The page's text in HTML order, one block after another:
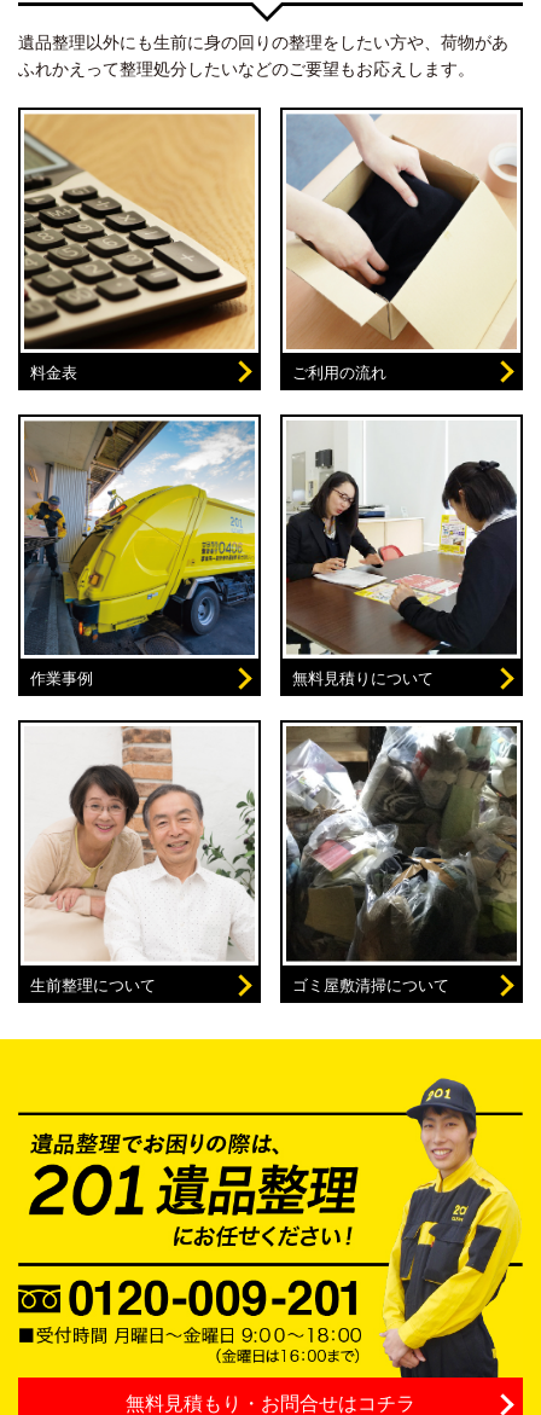
遺品整理以外にも生前に身の回りの整理をしたい方や、荷物があ
ふれかえって整理処分したいなどのご要望もお応えします。
料金表 ご利用の流れ
作業事例 無料見積りについて
生前整理について ゴミ屋敷清掃について
無料見積もり・お問合せはコチラ